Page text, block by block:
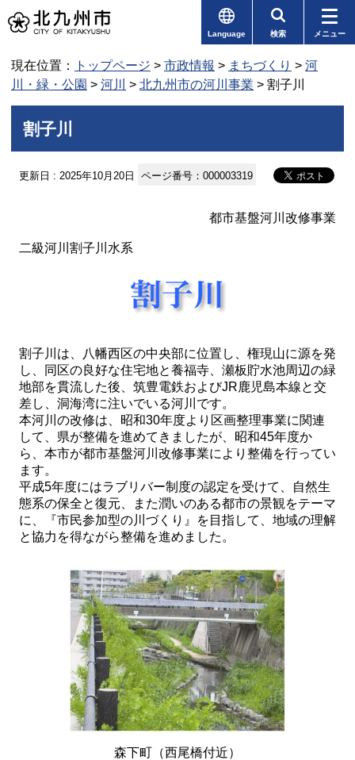
Language 検索 メニュー
現在位置： トップページ > 市政情報 > まちづくり > 河
川・緑・公園 > 河川 > 北九州市の河川事業 > 割子川
割子川
更新日 : 2025年10月20日 ページ番号：000003319
都市基盤河川改修事業
二級河川割子川水系
割子川は、八幡西区の中央部に位置し、権現山に源を発
し、同区の良好な住宅地と養福寺、瀬板貯水池周辺の緑
地部を貫流した後、筑豊電鉄およびJR鹿児島本線と交
差し、洞海湾に注いでいる河川です。
本河川の改修は、昭和30年度より区画整理事業に関連
して、県が整備を進めてきましたが、昭和45年度か
ら、本市が都市基盤河川改修事業により整備を行ってい
ます。
平成5年度にはラブリバー制度の認定を受けて、自然生
態系の保全と復元、また潤いのある都市の景観をテーマ
に、『市民参加型の川づくり』を目指して、地域の理解
と協力を得ながら整備を進めました。
森下町（西尾橋付近）